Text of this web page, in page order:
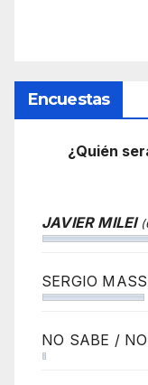
Encuestas
¿Quién
JAVIER MILEI
SERGIO
NO SABE /